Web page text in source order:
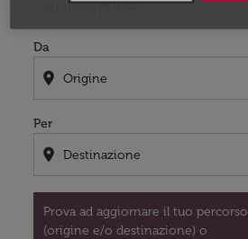
Lauderdale
Da
location_on
Per
location_on
Prova ad aggiornare il tuo percorso
(origine e/o destinazione) o